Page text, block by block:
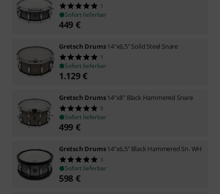
1
Sofort lieferbar
449 €
Gretsch Drums14"x6,5" Solid Steel Snare
1
Sofort lieferbar
1.129€
Gretsch Drums14"x8" Black Hammered Snare
5
Sofort lieferbar
499 €
Gretsch Drums14"x6,5" Black Hammered Sn. WH
3
Sofort lieferbar
598 €